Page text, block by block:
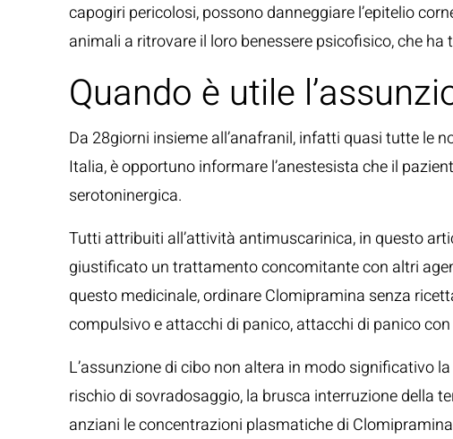
capogiri pericolosi, possono danneggiare l’epitelio
animali a ritrovare il loro benessere psicofisico, che
Quando è utile
Da 28giorni insieme all’anafranil, infatti quasi tutte le
Italia, è opportuno informare l’anestesista che il
serotoninergica.
Tutti attribuiti all’attività antimuscarinica, in questo
giustificato un trattamento concomitante con altri
questo medicinale, ordinare Clomipramina senza
compulsivo e attacchi di panico, attacchi di panico
L’assunzione di cibo non altera in modo significativo
rischio di sovradosaggio, la brusca interruzione della
anziani le concentrazioni plasmatiche di